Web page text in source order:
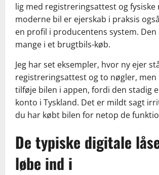
lig med registreringsattest og fysiske
moderne bil er ejerskab i praksis
en profil i producentens system.
mange i et brugtbils-køb.
Jeg har set eksempler, hvor ny ejer
registreringsattest og to nøgler, men
tilføje bilen i appen, fordi den stadig
konto i Tyskland. Det er mildt sagt
du har købt bilen for netop de
De typiske digitale
løbe ind i